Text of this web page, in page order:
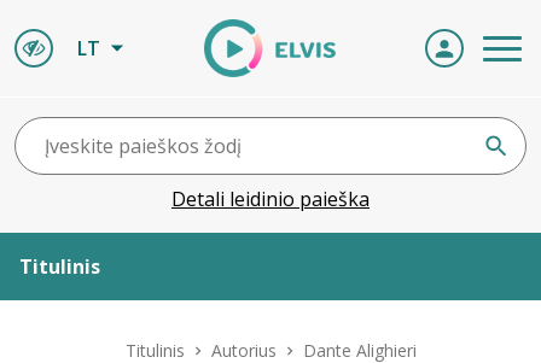
LT
Detali leidinio paieška
Titulinis
Titulinis Autorius Dante Alighieri